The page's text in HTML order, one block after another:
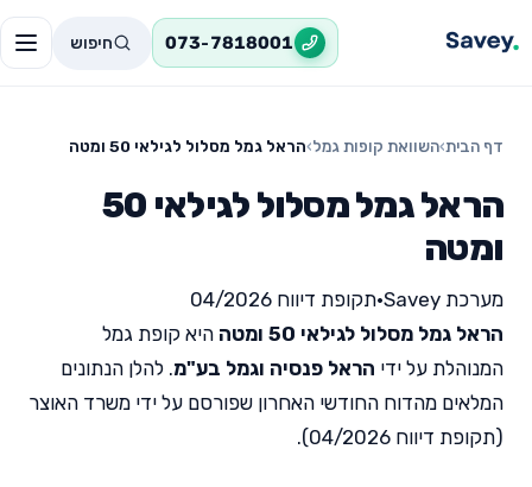
073-7818001 חיפוש
דף הבית›השוואת קופות גמל›הראל גמל מסלול לגילאי 50 ומטה
הראל גמל מסלול לגילאי 50
ומטה
מערכת Savey •תקופת דיווח 04/2026
הראל גמל מסלול לגילאי 50 ומטה
היא קופת גמל
המנוהלת על ידי הראל פנסיה וגמל בע"מ. להלן הנתונים
המלאים מהדוח החודשי האחרון שפורסם על ידי משרד האוצר
(תקופת דיווח 04/2026).